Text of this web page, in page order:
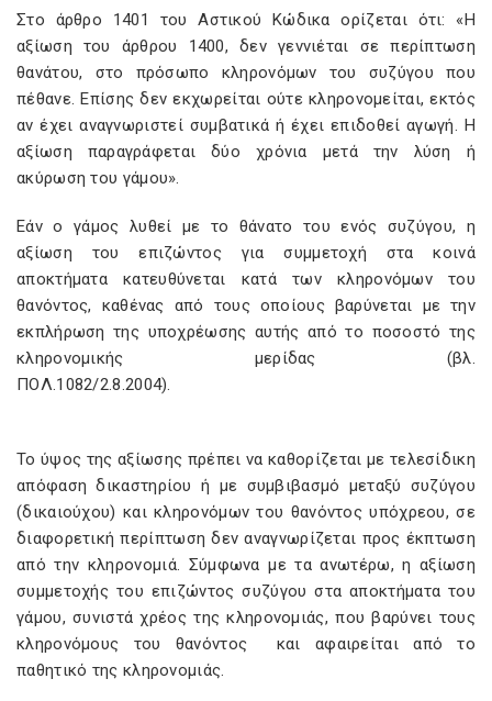
Στο άρθρο 1401 του Αστικού Κώδικα ορίζεται ότι: «Η
αξίωση του άρθρου 1400, δεν γεννιέται σε περίπτωση
θανάτου, στο πρόσωπο κληρονόμων του συζύγου που
πέθανε. Επίσης δεν εκχωρείται ούτε κληρονομείται, εκτός
αν έχει αναγνωριστεί συμβατικά ή έχει επιδοθεί αγωγή. Η
αξίωση παραγράφεται δύο χρόνια μετά την λύση ή
ακύρωση του γάμου».
Εάν ο γάμος λυθεί με το θάνατο του ενός συζύγου, η
αξίωση του επιζώντος για συμμετοχή στα κοινά
αποκτήματα κατευθύνεται κατά των κληρονόμων του
θανόντος, καθένας από τους οποίους βαρύνεται με την
εκπλήρωση της υποχρέωσης αυτής από το ποσοστό της
κληρονομικής μερίδας (βλ.
ΠΟΛ.1082/2.8.2004).
Το ύψος της αξίωσης πρέπει να καθορίζεται με τελεσίδικη
απόφαση δικαστηρίου ή με συμβιβασμό μεταξύ συζύγου
(δικαιούχου) και κληρονόμων του θανόντος υπόχρεου, σε
διαφορετική περίπτωση δεν αναγνωρίζεται προς έκπτωση
από την κληρονομιά. Σύμφωνα με τα ανωτέρω, η αξίωση
συμμετοχής του επιζώντος συζύγου στα αποκτήματα του
γάμου, συνιστά χρέος της κληρονομιάς, που βαρύνει τους
κληρονόμους του θανόντος και αφαιρείται από το
παθητικό της κληρονομιάς.